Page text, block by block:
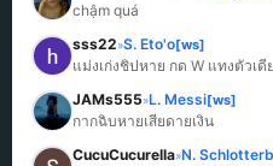
chậm quá
sss22»S. Eto'o[ws]
แม่งเก่งชิปหาย กด W แทงตัวเ
JAMs555»L. Messi[ws]
กากฉิบหายเสียดายเงิน
CucuCucurella»N.